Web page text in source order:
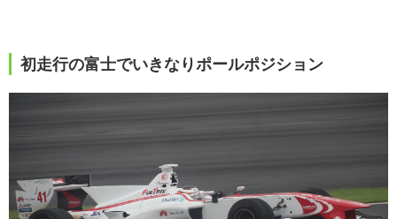
初走行の富士でいきなりポールポジション